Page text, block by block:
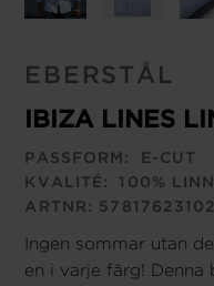
EBERSTÅL
IBIZA LINES
PASSFORM:
E-CUT
KVALITÉ:
100%
ARTNR:
Ingen sommar utan
en i varje färg! Denna